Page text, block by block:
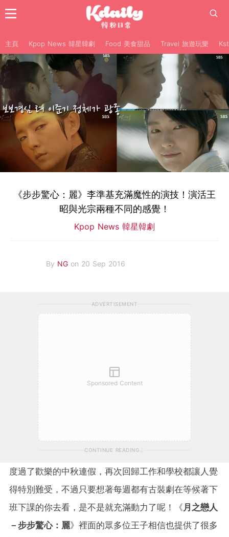
主頁 Kpop News 韓星韓劇 Food 美食甜品 Travel 旅遊玩樂
《步步驚心：麗》李準基充滿魔性的演技！演活王
昭與光宗兩種不同的感覺！
Kpop News 韓星韓劇
By NG on 20 Sep 2016
ADVERTISEMENT
Sponsored Content
CONTINUE READING
度過了歡樂的中秋連假，再次回歸工作和學校都讓人覺
得特別難受，不過只要想著每週都有古裝劇在等候著下
班下課的你去看，是不是就充滿動力了呢！《 月之戀人
－步步驚心：麗》裡面的眾多位王子相信也提供了很多